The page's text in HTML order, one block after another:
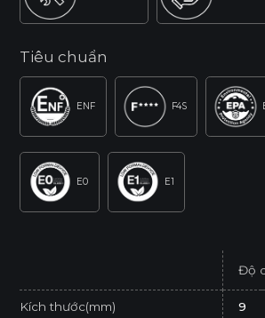
Tiêu chuẩn
ENF F4S
E0 E1
Độ
Kích thước(mm) 9